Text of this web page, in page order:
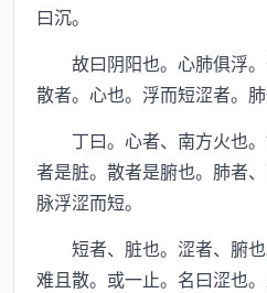
曰沉。
故曰阴阳也。心肺俱浮。
散者。心也。浮而短涩者。肺
丁曰。心者、南方火也。
者是脏。散者是腑也。肺者
脉浮涩而短。
短者、脏也。涩者、腑也
难且散。或一止。名曰涩也